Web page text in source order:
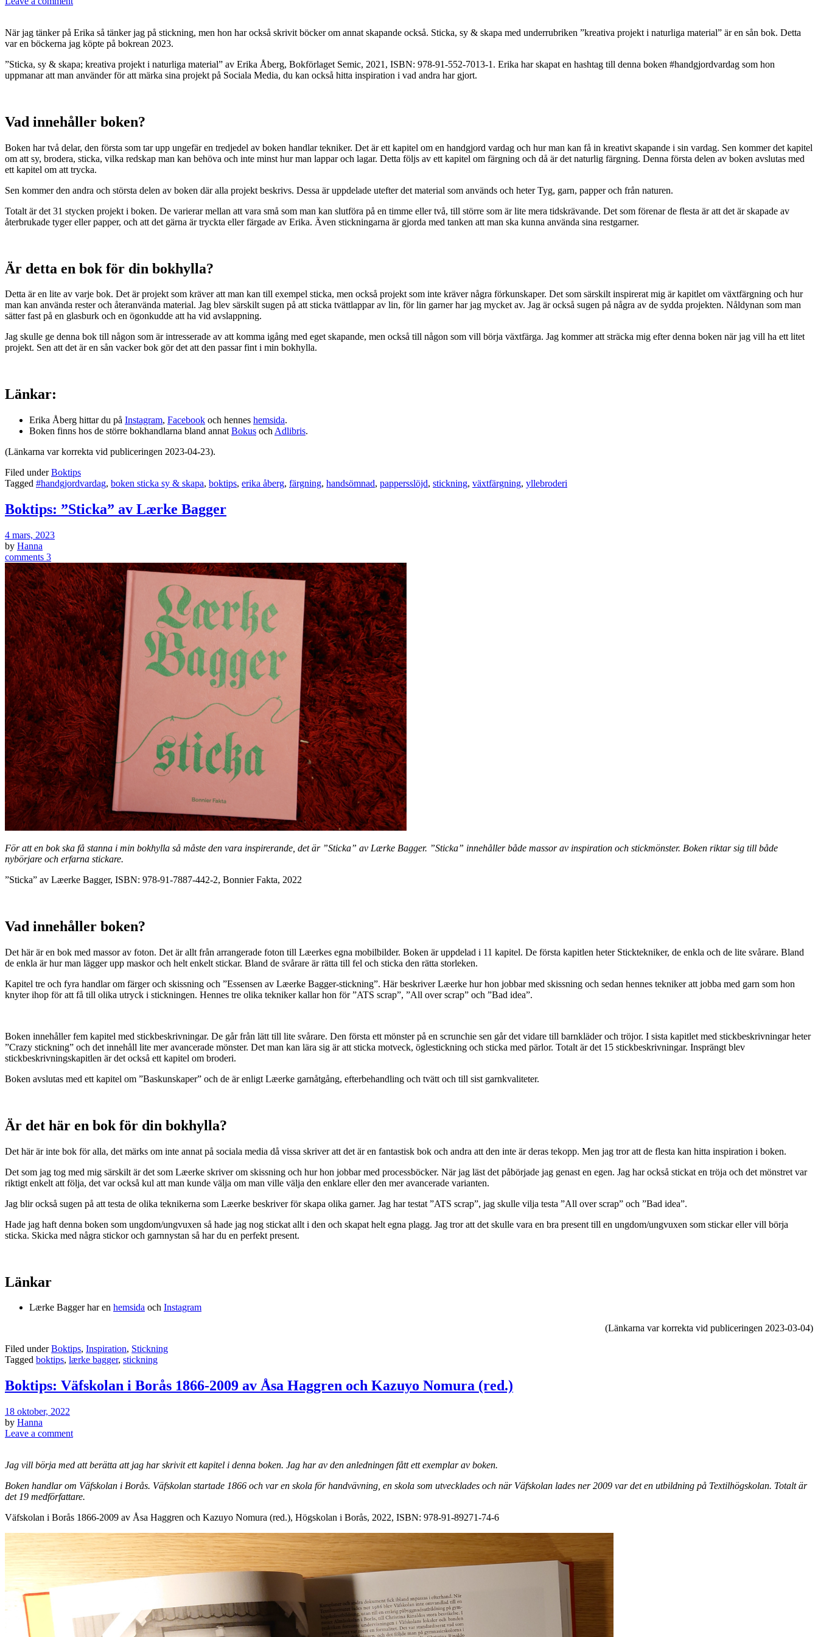
När jag tänker på Erika så tänker jag på stickning, men hon har också skrivit böcker om annat skapande också. Sticka, sy & skapa med underrubriken ”kreativa projekt i naturliga material” är en sån bok. Detta
var en böckerna jag köpte på bokrean 2023.
”Sticka, sy & skapa; kreativa projekt i naturliga material” av Erika Åberg, Bokförlaget Semic, 2021, ISBN: 978-91-552-7013-1. Erika har skapat en hashtag till denna boken #handgjordvardag som hon
uppmanar att man använder för att märka sina projekt på Sociala Media, du kan också hitta inspiration i vad andra har gjort.
Vad innehåller boken?
Boken har två delar, den första som tar upp ungefär en tredjedel av boken handlar tekniker. Det är ett kapitel om en handgjord vardag och hur man kan få in kreativt skapande i sin vardag. Sen kommer det kapitel
om att sy, brodera, sticka, vilka redskap man kan behöva och inte minst hur man lappar och lagar. Detta följs av ett kapitel om färgning och då är det naturlig färgning. Denna första delen av boken avslutas med
ett kapitel om att trycka.
Sen kommer den andra och största delen av boken där alla projekt beskrivs. Dessa är uppdelade utefter det material som används och heter Tyg, garn, papper och från naturen.
Totalt är det 31 stycken projekt i boken. De varierar mellan att vara små som man kan slutföra på en timme eller två, till större som är lite mera tidskrävande. Det som förenar de flesta är att det är skapade av
återbrukade tyger eller papper, och att det gärna är tryckta eller färgade av Erika. Även stickningarna är gjorda med tanken att man ska kunna använda sina restgarner.
Är detta en bok för din bokhylla?
Detta är en lite av varje bok. Det är projekt som kräver att man kan till exempel sticka, men också projekt som inte kräver några förkunskaper. Det som särskilt inspirerat mig är kapitlet om växtfärgning och hur
man kan använda rester och återanvända material. Jag blev särskilt sugen på att sticka tvättlappar av lin, för lin garner har jag mycket av. Jag är också sugen på några av de sydda projekten. Nåldynan som man
sätter fast på en glasburk och en ögonkudde att ha vid avslappning.
Jag skulle ge denna bok till någon som är intresserade av att komma igång med eget skapande, men också till någon som vill börja växtfärga. Jag kommer att sträcka mig efter denna boken när jag vill ha ett litet
projekt. Sen att det är en sån vacker bok gör det att den passar fint i min bokhylla.
Länkar:
Erika Åberg hittar du på Instagram, Facebook och hennes hemsida.
Boken finns hos de större bokhandlarna bland annat Bokus och Adlibris.
(Länkarna var korrekta vid publiceringen 2023-04-23).
Filed underBoktips
Tagged #handgjordvardag, boken sticka sy & skapa, boktips, erika åberg, färgning, handsömnad, pappersslöjd, stickning, växtfärgning, yllebroderi
Boktips: ”Sticka” av Lærke Bagger
4 mars, 2023
by Hanna
comments 3
För att en bok ska få stanna i min bokhylla så måste den vara inspirerande, det är ”Sticka” av Lærke Bagger. ”Sticka” innehåller både massor av inspiration och stickmönster. Boken riktar sig till både
nybörjare och erfarna stickare.
”Sticka” av Læerke Bagger, ISBN: 978-91-7887-442-2, Bonnier Fakta, 2022
Vad innehåller boken?
Det här är en bok med massor av foton. Det är allt från arrangerade foton till Læerkes egna mobilbilder. Boken är uppdelad i 11 kapitel. De första kapitlen heter Sticktekniker, de enkla och de lite svårare. Bland
de enkla är hur man lägger upp maskor och helt enkelt stickar. Bland de svårare är rätta till fel och sticka den rätta storleken.
Kapitel tre och fyra handlar om färger och skissning och ”Essensen av Læerke Bagger-stickning”. Här beskriver Læerke hur hon jobbar med skissning och sedan hennes tekniker att jobba med garn som hon
knyter ihop för att få till olika utryck i stickningen. Hennes tre olika tekniker kallar hon för ”ATS scrap”, ”All over scrap” och ”Bad idea”.
Boken innehåller fem kapitel med stickbeskrivningar. De går från lätt till lite svårare. Den första ett mönster på en scrunchie sen går det vidare till barnkläder och tröjor. I sista kapitlet med stickbeskrivningar heter
”Crazy stickning” och det innehåll lite mer avancerade mönster. Det man kan lära sig är att sticka motveck, öglestickning och sticka med pärlor. Totalt är det 15 stickbeskrivningar. Insprängt blev
stickbeskrivningskapitlen är det också ett kapitel om broderi.
Boken avslutas med ett kapitel om ”Baskunskaper” och de är enligt Læerke garnåtgång, efterbehandling och tvätt och till sist garnkvaliteter.
Är det här en bok för din bokhylla?
Det här är inte bok för alla, det märks om inte annat på sociala media då vissa skriver att det är en fantastisk bok och andra att den inte är deras tekopp. Men jag tror att de flesta kan hitta inspiration i boken.
Det som jag tog med mig särskilt är det som Læerke skriver om skissning och hur hon jobbar med processböcker. När jag läst det påbörjade jag genast en egen. Jag har också stickat en tröja och det mönstret var
riktigt enkelt att följa, det var också kul att man kunde välja om man ville välja den enklare eller den mer avancerade varianten.
Jag blir också sugen på att testa de olika teknikerna som Læerke beskriver för skapa olika garner. Jag har testat ”ATS scrap”, jag skulle vilja testa ”All over scrap” och ”Bad idea”.
Hade jag haft denna boken som ungdom/ungvuxen så hade jag nog stickat allt i den och skapat helt egna plagg. Jag tror att det skulle vara en bra present till en ungdom/ungvuxen som stickar eller vill börja
sticka. Skicka med några stickor och garnnystan så har du en perfekt present.
Länkar
Lærke Bagger har en hemsida och Instagram
(Länkarna var korrekta vid publiceringen 2023-03-04)
Filed underBoktips, Inspiration, Stickning
Tagged boktips, lærke bagger, stickning
Boktips: Väfskolan i Borås 1866-2009 av Åsa Haggren och Kazuyo Nomura (red.)
18 oktober, 2022
by Hanna
Leave a comment
Jag vill börja med att berätta att jag har skrivit ett kapitel i denna boken. Jag har av den anledningen fått ett exemplar av boken.
Boken handlar om Väfskolan i Borås. Väfskolan startade 1866 och var en skola för handvävning, en skola som utvecklades och när Väfskolan lades ner 2009 var det en utbildning på Textilhögskolan. Totalt är
det 19 medförfattare.
Väfskolan i Borås 1866-2009 av Åsa Haggren och Kazuyo Nomura (red.), Högskolan i Borås, 2022, ISBN: 978-91-89271-74-6